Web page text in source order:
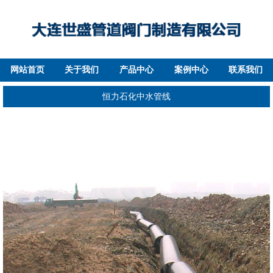
网站首页 关于我们 产品中心 案例中心 联系我们
恒力石化中水管线